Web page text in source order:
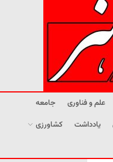
علم و فناوری
جامعه
یادداشت
کشاورزی